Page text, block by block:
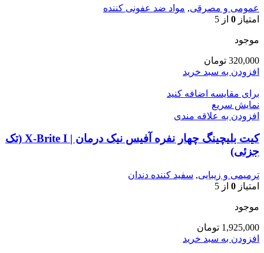
عمومی و مصرقی, مواد ضد عفونی کننده
امتیاز 0 از 5
موجود
320,000 تومان
افزودن به سبد خرید
برای مقایسه اضافه کنید
نمایش سریع
افزودن به علاقه مندی
کیت بلیچینگ چهار نفره آفیس نیک درمان | X-Brite I (تک
جزئی)
ترمیمی و زیبایی, سفید کننده دندان
امتیاز 0 از 5
موجود
1,925,000 تومان
افزودن به سبد خرید